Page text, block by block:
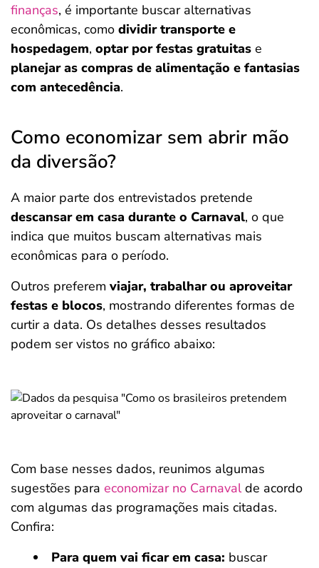
finanças, é importante buscar alternativas
econômicas, como dividir transporte e
hospedagem, optar por festas gratuitas e
planejar as compras de alimentação e fantasias
com antecedência.
Como economizar sem abrir mão
da diversão?
A maior parte dos entrevistados pretende
descansar em casa durante o Carnaval, o que
indica que muitos buscam alternativas mais
econômicas para o período.
Outros preferem viajar, trabalhar ou aproveitar
festas e blocos, mostrando diferentes formas de
curtir a data. Os detalhes desses resultados
podem ser vistos no gráfico abaixo:
Com base nesses dados, reunimos algumas
sugestões para economizar no Carnavalde acordo
com algumas das programações mais citadas.
Confira:
Para quem vai ficar em casa: buscar